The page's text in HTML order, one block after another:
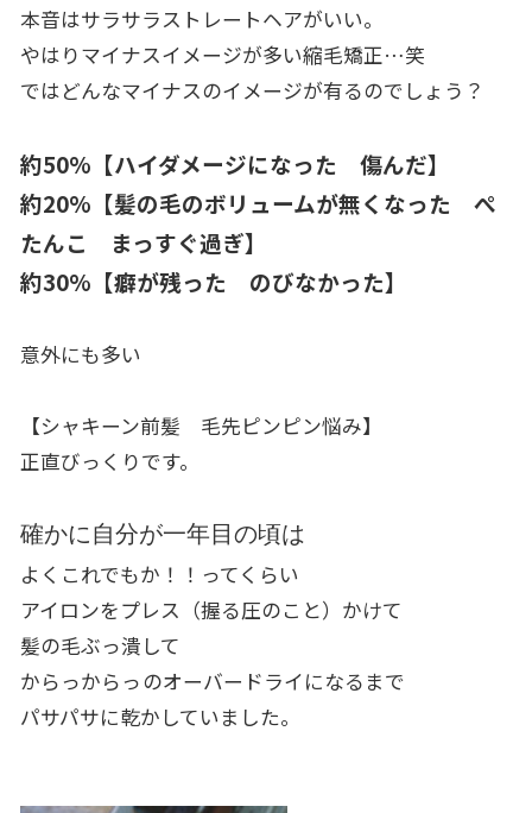
本音はサラサラストレートヘアがいい。
やはりマイナスイメージが多い縮毛矯正…笑
ではどんなマイナスのイメージが有るのでしょう？
約50%【ハイダメージになった 傷んだ】
約20%【髪の毛のボリュームが無くなった ぺ
たんこ まっすぐ過ぎ】
約30%【癖が残った のびなかった】
意外にも多い
【シャキーン前髪 毛先ピンピン悩み】
正直びっくりです。
確かに自分が一年目の頃は
よくこれでもか！！ってくらい
アイロンをプレス（握る圧のこと）かけて
髪の毛ぶっ潰して
からっからっのオーバードライになるまで
パサパサに乾かしていました。